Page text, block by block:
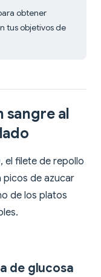
obtener
tus objetivos de
sangre al
el filete de repollo
picos de azucar
de los platos
de glucosa